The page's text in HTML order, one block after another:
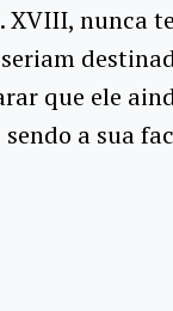
XVIII, nunca
que ele
a sua